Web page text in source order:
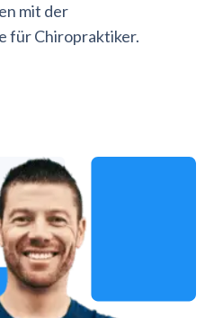
mit der
für Chiropraktiker.